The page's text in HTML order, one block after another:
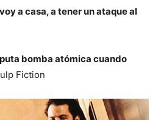
a casa, a tener un ataque al
bomba atómica cuando
Fiction